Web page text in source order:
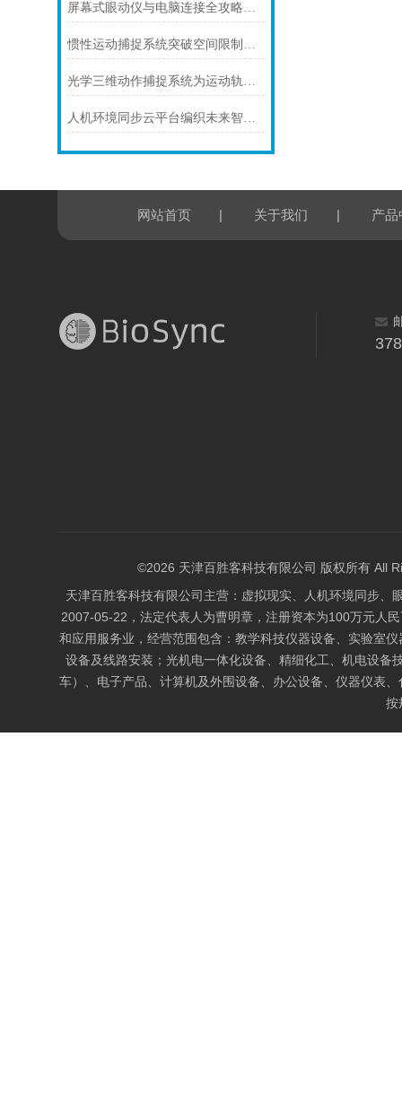
屏幕式眼动仪与电脑连接全攻略：从硬件对接到达人操作
惯性运动捕捉系统突破空间限制的精准动作追踪技术
光学三维动作捕捉系统为运动轨迹装上“数字标尺”
人机环境同步云平台编织未来智能生态的“数字神经网”
网站首页 | 关于我们 | 产品
©2026 天津百胜客科技有限公司 版权所有 All
天津百胜客科技有限公司主营：虚拟现实、人机环境同步
2007-05-22，法定代表人为曹明章，注册资本为100万元人
和应用服务业，经营范围包含：教学科技仪器设备、实验室
设备及线路安装；光机电一体化设备、精细化工、机电设
车）、电子产品、计算机及外围设备、办公设备、仪器仪表
按